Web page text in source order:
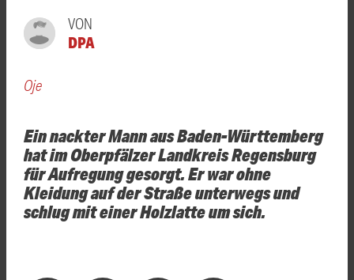
VON
DPA
Oje
Ein nackter Mann aus Baden-Württemberg
hat im Oberpfälzer Landkreis Regensburg
für Aufregung gesorgt. Er war ohne
Kleidung auf der Straße unterwegs und
schlug mit einer Holzlatte um sich.